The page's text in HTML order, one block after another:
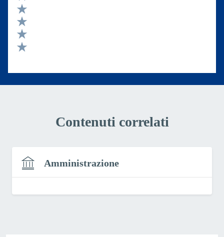
Valuta 5 stelle su 5
Valuta 4 stelle su 5
Valuta 3 stelle su 5
Valuta 2 stelle su 5
Contenuti correlati
Amministrazione